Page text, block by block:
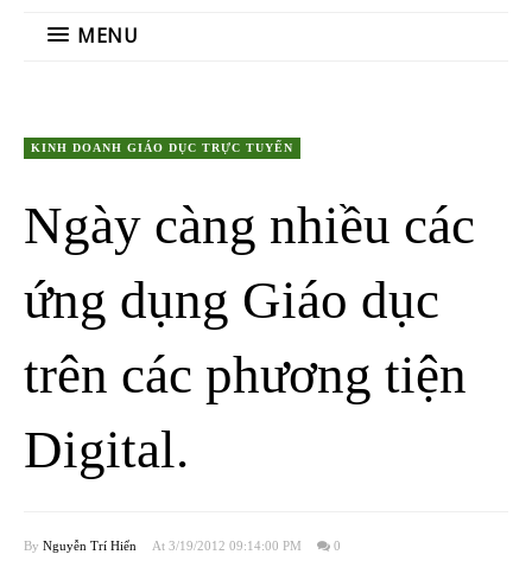
MENU
KINH DOANH GIÁO DỤC TRỰC TUYẾN
Ngày càng nhiều các
ứng dụng Giáo dục
trên các phương tiện
Digital.
By Nguyễn Trí Hiển At 3/19/2012 09:14:00 PM 0